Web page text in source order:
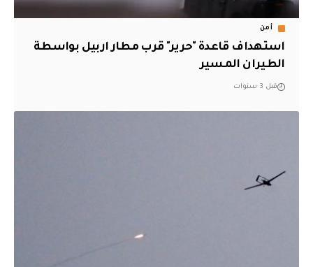
أمن
استهداف قاعدة "حرير" قرب مطار اربيل بواسطة
الطيران المسير
قبل 3 سنوات